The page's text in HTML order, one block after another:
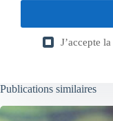
J’accepte la
Publications similaires